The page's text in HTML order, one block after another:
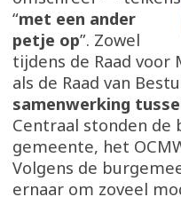
“met een ander
petje op”. Zowel
tijdens de Raad
als de Raad van
samenwerking
Centraal stonden de
gemeente, het
Volgens de
ernaar om zoveel